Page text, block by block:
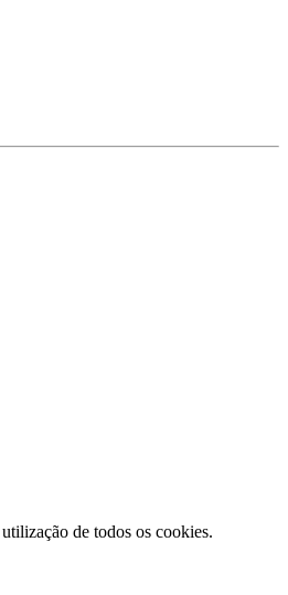
de todos os cookies.